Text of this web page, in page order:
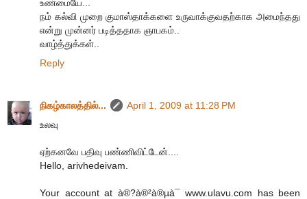
உண்மையே...
நம் கல்வி முறை குமாஸ்தாக்களை உருவாக்குவதற்காக அமைந்தது
என்று முன்னர் படித்ததாக ஞாபகம்..
வாழ்த்துக்கள்..
Reply
நிகழ்காலத்தில்...
April 1, 2009 at 11:28 PM
உலவு
ஏற்கனவே பதிவு பண்ணிவிட்டேன்....
Hello, arivhedeivam.
Your account at à®?à®²à®µà¯ www.ulavu.com has been